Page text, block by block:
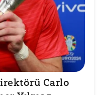
Carlo